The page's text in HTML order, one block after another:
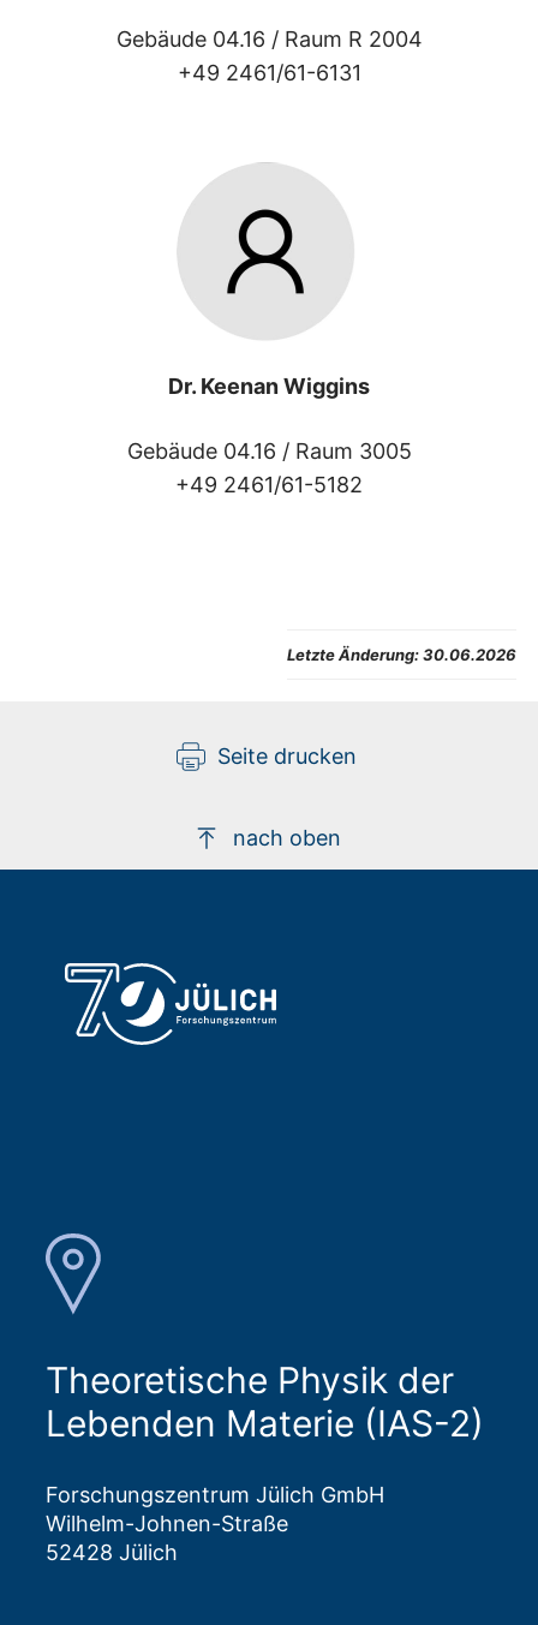
Gebäude 04.16 / Raum R 2004
+49 2461/61-6131
Dr. Keenan Wiggins
Gebäude 04.16 / Raum 3005
+49 2461/61-5182
Letzte Änderung:30.06.2026
Seite drucken
nach oben
Theoretische Physik der
Lebenden Materie (IAS-2)
Forschungszentrum Jülich GmbH
Wilhelm-Johnen-Straße
52428 Jülich